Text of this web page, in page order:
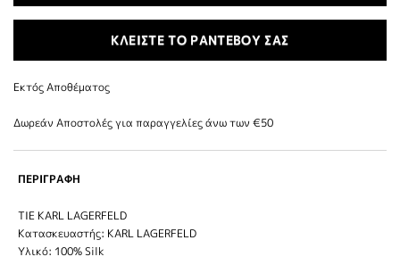
ΚΛΕΙΣΤΕ ΤΟ ΡΑΝΤΕΒΟΥ ΣΑΣ
Εκτός Αποθέματος
Δωρεάν Αποστολές για παραγγελίες άνω των €50
ΠΕΡΙΓΡΑΦΗ
TIE KARL LAGERFELD
Κατασκευαστής: KARL LAGERFELD
Υλικό: 100% Silk